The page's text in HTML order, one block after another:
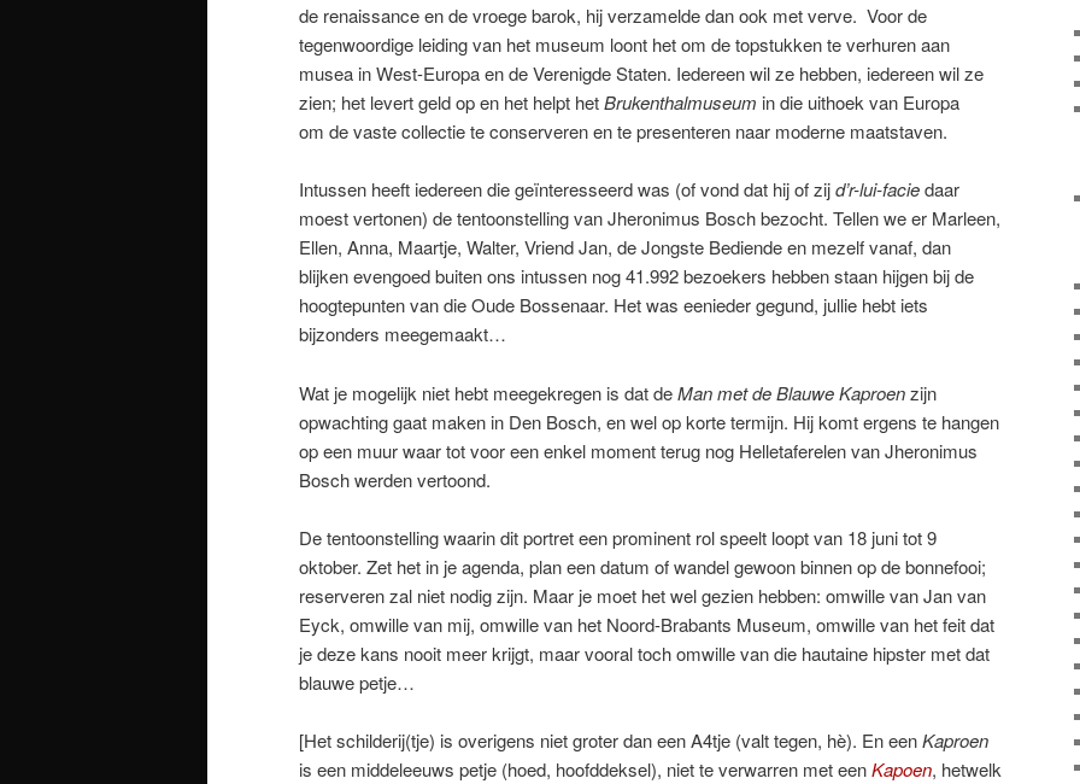
de renaissance en de vroege barok, hij verzamelde dan ook met verve. Voor de
tegenwoordige leiding van het museum loont het om de topstukken te verhuren aan
musea in West-Europa en de Verenigde Staten. Iedereen wil ze hebben, iedereen wil ze
zien; het levert geld op en het helpt hetBrukenthalmuseum in die uithoek van Europa
om de vaste collectie te conserveren en te presenteren naar moderne maatstaven.
Intussen heeft iedereen die geïnteresseerd was (of vond dat hij of zijd’r-lui-faciedaar
moest vertonen) de tentoonstelling van Jheronimus Bosch bezocht. Tellen we er Marleen,
Ellen, Anna, Maartje, Walter, Vriend Jan, de Jongste Bediende en mezelf vanaf, dan
blijken evengoed buiten ons intussen nog 41.992 bezoekers hebben staan hijgen bij de
hoogtepunten van die Oude Bossenaar. Het was eenieder gegund, jullie hebt iets
bijzonders meegemaakt…
Wat je mogelijk niet hebt meegekregen is dat deMan met de Blauwe Kaproenzijn
opwachting gaat maken in Den Bosch, en wel op korte termijn. Hij komt ergens te hangen
op een muur waar tot voor een enkel moment terug nog Helletaferelen van Jheronimus
Bosch werden vertoond.
De tentoonstelling waarin dit portret een prominent rol speelt loopt van 18 juni tot 9
oktober. Zet het in je agenda, plan een datum of wandel gewoon binnen op de bonnefooi;
reserveren zal niet nodig zijn. Maar je moet het wel gezien hebben: omwille van Jan van
Eyck, omwille van mij, omwille van het Noord-Brabants Museum, omwille van het feit dat
je deze kans nooit meer krijgt, maar vooral toch omwille van die hautaine hipster met dat
blauwe petje…
[Het schilderij(tje) is overigens niet groter dan een A4tje (valt tegen, hè). En eenKaproen
is een middeleeuws petje (hoed, hoofddeksel), niet te verwarren met eenKapoen, hetwelk